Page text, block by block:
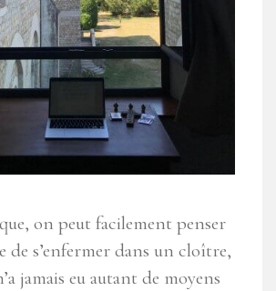
on peut facilement penser
de s’enfermer dans un cloître,
jamais eu autant de moyens